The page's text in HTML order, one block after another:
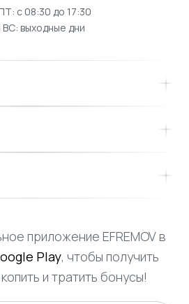
с 08:30 до 17:30
ВС: выходные дни
приложение EFREMOV в
Play, чтобы получить
и тратить бонусы!